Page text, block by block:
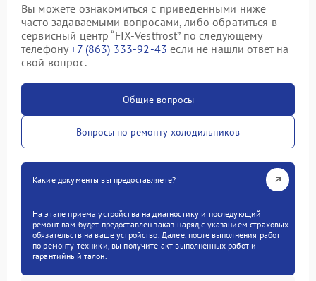
Вы можете ознакомиться с приведенными ниже
часто задаваемыми вопросами, либо обратиться в
сервисный центр “FIX-Vestfrost” по следующему
телефону+7 (863) 333-92-43 если не нашли ответ на
свой вопрос.
Общие вопросы
Вопросы по ремонту холодильников
Какие документы вы предоставляете?
На этапе приема устройства на диагностику и последующий
ремонт вам будет предоставлен заказ-наряд с указанием страховых
обязательств на ваше устройство. Далее, после выполнения работ
по ремонту техники, вы получите акт выполненных работ и
гарантийный талон.